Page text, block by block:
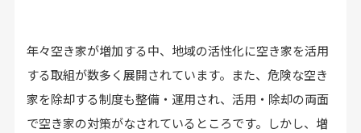
年々空き家が増加する中、地域の活性化に空き家を活用
する取組が数多く展開されています。また、危険な空き
家を除却する制度も整備・運用され、活用・除却の両面
で空き家の対策がなされているところです。しかし、増